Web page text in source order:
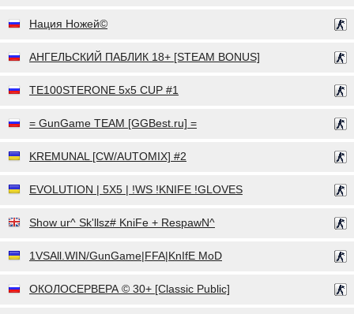
Нация Ножей©
АНГЕЛЬСКИЙ ПАБЛИК 18+ [STEAM BONUS]
TE100STERONE 5x5 CUP #1
= GunGame TEAM [GGBest.ru] =
KREMUNAL [CW/AUTOMIX] #2
EVOLUTION | 5X5 | !WS !KNIFE !GLOVES
Show ur^ Sk'llsz# KniFe + RespawN^
1VSAll.WIN/GunGame|FFA|KnIfE MoD
ОКОЛОСЕРВЕРА © 30+ [Classic Public]